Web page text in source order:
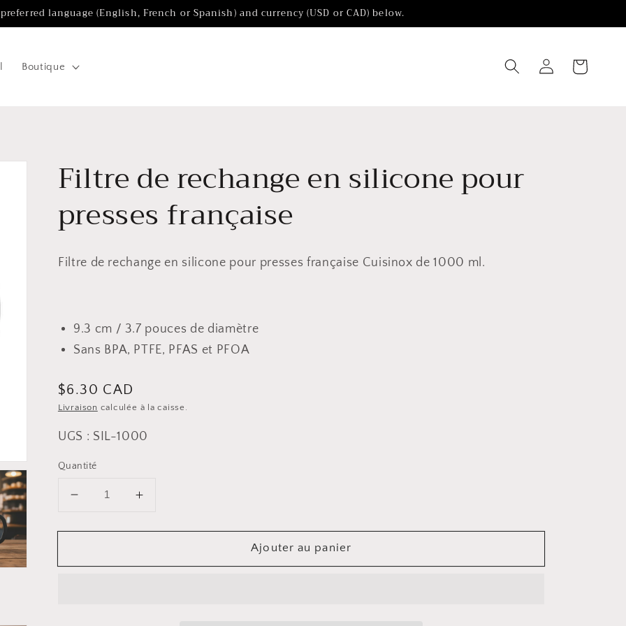
language (English, French or Spanish) and currency (USD or CAD) below.
Boutique ConnexionChariot
Filtre de rechange en silicone pour
presses française
Filtre de rechange en silicone pour presses française Cuisinox de 1000 ml.
9.3 cm / 3.7 pouces de diamètre
Sans BPA, PTFE, PFAS et PFOA
Prix
habituel
$6.30 CAD
Livraison calculée à la caisse.
UGS : SIL-1000
Quantité
Diminuer
quantité
Filtre
Augmenter
quantité
Filtre
Ajouter au panier